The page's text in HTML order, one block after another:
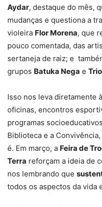
Aydar, destaque do mês,
mudanças e questiona a
violeira Flor Morena, que
pouco comentada, das
sertaneja de raiz; e
grupos Batuka Nega e
Isso nos leva diretamente
oficinas, encontros
programas
Biblioteca e a
é. Em março, a Feira de
Terra reforçam a ideia de
nos lembrando que
todos os aspectos da vida